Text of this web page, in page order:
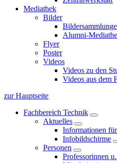
Mediathek
Bilder
Alumni-
Flyer
Poster
Videos
Videos zu den
Videos aus dem
zur Hauptseite
Fachbereich Technik
Aktuelles
Informationen
Infobildschirme
Personen
Professorinnen